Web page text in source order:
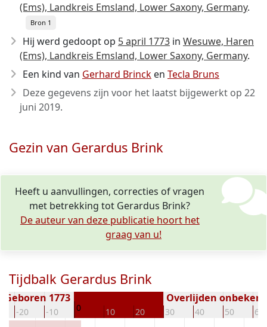
(Ems), Landkreis Emsland, Lower Saxony, Germany.
Bron 1
Hij werd gedoopt op 5 april 1773 in Wesuwe, Haren
(Ems), Landkreis Emsland, Lower Saxony, Germany.
Een kind van Gerhard Brinck en Tecla Bruns
Deze gegevens zijn voor het laatst bijgewerkt op 22
juni 2019.
Gezin van Gerardus Brink
Heeft u aanvullingen, correcties of vragen
met betrekking tot Gerardus Brink?
De auteur van deze publicatie hoort het
graag van u!
Tijdbalk Gerardus Brink
-20 -10 0 10 20 30 40 50 60
Geboren 1773 Overlijden